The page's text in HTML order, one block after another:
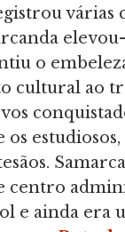
várias
o
cultural ao
estudiosos,
centro
e ainda era